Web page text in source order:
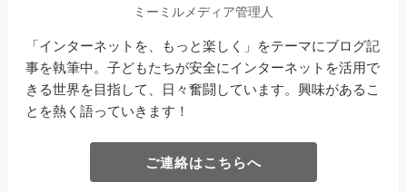
ミーミルメディア管理人
「インターネットを、もっと楽しく」をテーマにブログ記
事を執筆中。子どもたちが安全にインターネットを活用で
きる世界を目指して、日々奮闘しています。興味があるこ
とを熱く語っていきます！
ご連絡はこちらへ